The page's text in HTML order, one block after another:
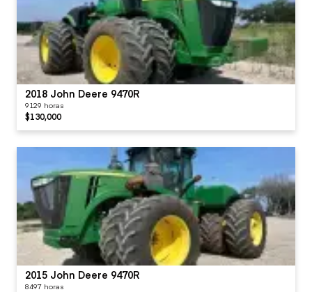
2018 John Deere 9470R
9129 horas
$130,000
2015 John Deere 9470R
8497 horas